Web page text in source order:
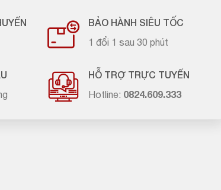
BẢO HÀNH SIÊU TỐC
1 đổi 1 sau 30 phút
HỖ TRỢ TRỰC TUYẾN
Hotline: 0824.609.333